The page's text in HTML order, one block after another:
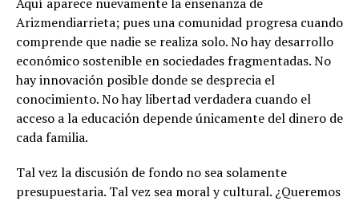
Arizmendiarrieta; pues una comunidad progresa cuando
comprende que nadie se realiza solo. No hay desarrollo
económico sostenible en sociedades fragmentadas. No
hay innovación posible donde se desprecia el
conocimiento. No hay libertad verdadera cuando el
acceso a la educación depende únicamente del dinero de
cada familia.
Tal vez la discusión de fondo no sea solamente
presupuestaria. Tal vez sea moral y cultural. ¿Queremos